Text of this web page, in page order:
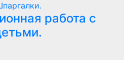
работа с